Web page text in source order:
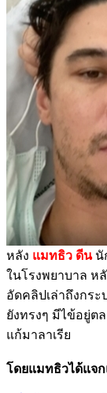
หลัง แมทธิว ดีนนั
ในโรงพยาบาล ห
อัดคลิปเล่าถึงกร
ยังทรงๆ มีไข้อยู่ต
แก้มาลาเรีย
โดยแมทธิวได้แจก